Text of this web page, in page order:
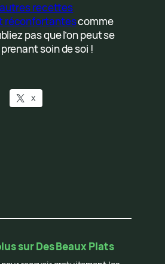
recettes
réconfortantescomme
pas que l’on peut se
soin de soi !
X
sur Des Beaux Plats